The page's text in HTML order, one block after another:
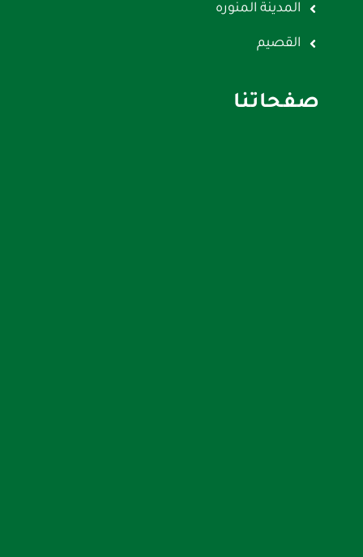
المدينة المنوره
القصيم
صفحاتنا